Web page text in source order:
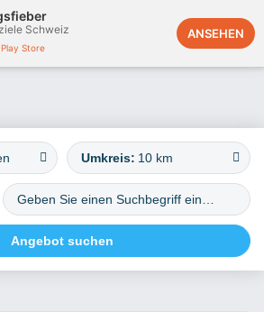
Schweiz
Store
ANSEHEN
Schweiz
Umkreis: 10 km